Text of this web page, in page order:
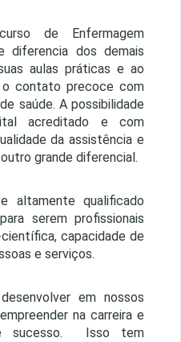
de Enfermagem
diferencia dos demais
aulas práticas e ao
o contato precoce com
saúde. A possibilidade
acreditado e com
da assistência e
grande diferencial.
altamente qualificado
serem profissionais
capacidade de
e serviços.
em nossos
na carreira e
sucesso. Isso tem